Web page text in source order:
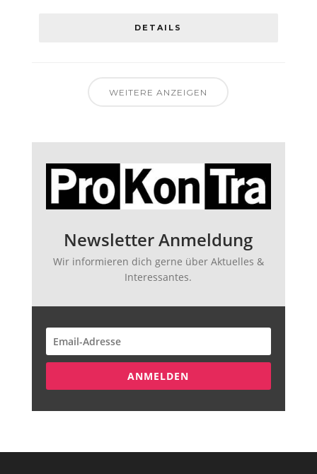
DETAILS
WEITERE ANZEIGEN
Newsletter Anmeldung
Wir informieren dich gerne über Aktuelles &
Interessantes.
ANMELDEN